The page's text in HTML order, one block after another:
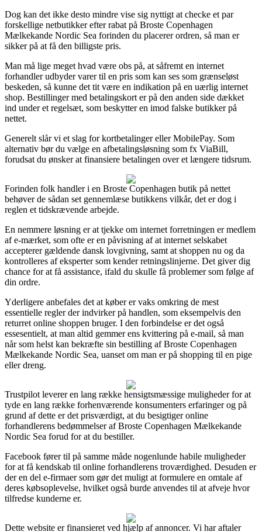
Dog kan det ikke desto mindre vise sig nyttigt at checke et par
forskellige netbutikker efter rabat på Broste Copenhagen
Mælkekande Nordic Sea forinden du placerer ordren, så man er
sikker på at få den billigste pris.
Man må lige meget hvad være obs på, at såfremt en internet
forhandler udbyder varer til en pris som kan ses som grænseløst
beskeden, så kunne det tit være en indikation på en uærlig internet
shop. Bestillinger med betalingskort er på den anden side dækket
ind under et regelsæt, som beskytter en imod falske butikker på
nettet.
Generelt slår vi et slag for kortbetalinger eller MobilePay. Som
alternativ bør du vælge en afbetalingsløsning som fx ViaBill,
forudsat du ønsker at finansiere betalingen over et længere tidsrum.
Forinden folk handler i en Broste Copenhagen butik på nettet
behøver de sådan set gennemlæse butikkens vilkår, det er dog i
reglen et tidskrævende arbejde.
En nemmere løsning er at tjekke om internet forretningen er medlem
af e-mærket, som ofte er en påvisning af at internet selskabet
accepterer gældende dansk lovgivning, samt at shoppen nu og da
kontrolleres af eksperter som kender retningslinjerne. Det giver dig
chance for at få assistance, ifald du skulle få problemer som følge af
din ordre.
Yderligere anbefales det at køber er vaks omkring de mest
essentielle regler der indvirker på handlen, som eksempelvis den
returret online shoppen bruger. I den forbindelse er det også
essesentielt, at man altid gemmer ens kvittering på e-mail, så man
når som helst kan bekræfte sin bestilling af Broste Copenhagen
Mælkekande Nordic Sea, uanset om man er på shopping til en pige
eller dreng.
Trustpilot leverer en lang række hensigtsmæssige muligheder for at
tyde en lang række forhenværende konsumenters erfaringer og på
grund af dette er det prisværdigt, at du besigtiger online
forhandlerens bedømmelser af Broste Copenhagen Mælkekande
Nordic Sea forud for at du bestiller.
Facebook fører til på samme måde nogenlunde habile muligheder
for at få kendskab til online forhandlerens troværdighed. Desuden er
der en del e-firmaer som gør det muligt at formulere en omtale af
deres købsoplevelse, hvilket også burde anvendes til at afveje hvor
tilfredse kunderne er.
Dette website er finansieret ved hjælp af annoncer. Vi har aftaler